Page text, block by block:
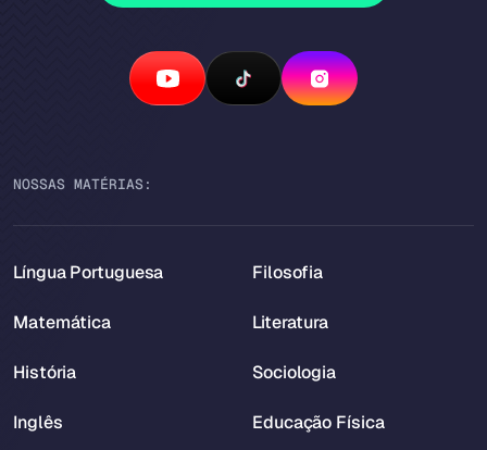
NOSSAS MATÉRIAS:
Língua Portuguesa
Matemática
História
Inglês
Filosofia
Literatura
Sociologia
Educação Física